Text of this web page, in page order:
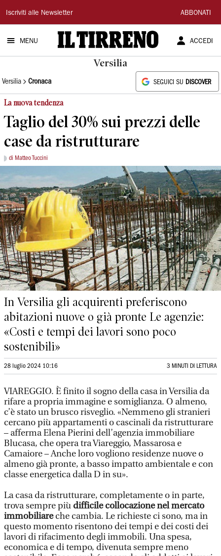
Il
Tirreno
Iscriviti alle Newsletter ABBONATI
MENU ACCEDI
Versilia
Versilia Cronaca SEGUICI SU DISCOVER
La nuova tendenza
Taglio del 30% sui prezzi delle
case da ristrutturare
di Matteo Tuccini
In Versilia gli acquirenti preferiscono
abitazioni nuove o già pronte Le agenzie:
«Costi e tempi dei lavori sono poco
sostenibili»
28 luglio 2024 10:16 3 MINUTI DI LETTURA
VIAREGGIO. È finito il sogno della casa in Versilia da
rifare a propria immagine e somiglianza. O almeno,
c’è stato un brusco risveglio. «Nemmeno gli stranieri
cercano più appartamenti o cascinali da ristrutturare
– afferma Elena Pierini dell’agenzia immobiliare
Blucasa, che opera tra Viareggio, Massarosa e
Camaiore – Anche loro vogliono residenze nuove o
almeno già pronte, a basso impatto ambientale e con
classe energetica dalla D in su».
La casa da ristrutturare, completamente o in parte,
trova sempre più difficile collocazione nel mercato
immobiliareche cambia. Le richieste ci sono, ma in
questo momento risentono dei tempi e dei costi dei
lavori di rifacimento degli immobili. Una spesa,
economica e di tempo, divenuta sempre meno